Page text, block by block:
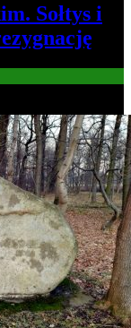
Sołtys i